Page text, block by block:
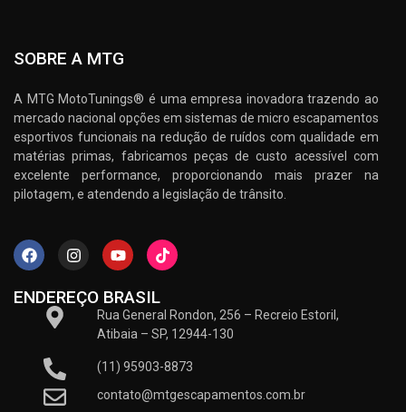
SOBRE A MTG
A MTG MotoTunings® é uma empresa inovadora trazendo ao
mercado nacional opções em sistemas de micro escapamentos
esportivos funcionais na redução de ruídos com qualidade em
matérias primas, fabricamos peças de custo acessível com
excelente performance, proporcionando mais prazer na
pilotagem, e atendendo a legislação de trânsito.
ENDEREÇO BRASIL
Rua General Rondon, 256 – Recreio Estoril,
Atibaia – SP, 12944-130
(11) 95903-8873
contato@mtgescapamentos.com.br